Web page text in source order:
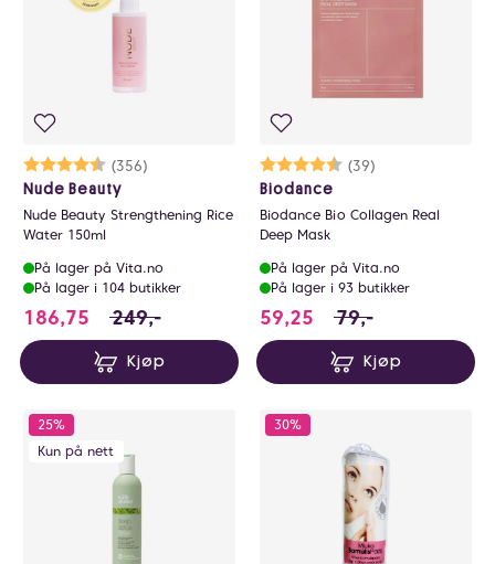
Karakter:
(356)
4.5 av 5 mulige
Nude Beauty
Nude Beauty Strengthening Rice
Water 150ml
På lager på Vita.no
På lager i 104 butikker
186,75 186.75 i stedet for 249 NOK, du sparer 62.25
249,-
Kjøp
Karakter:
(39)
4.4 av 5 mulige
Biodance
Biodance Bio Collagen Real
Deep Mask
På lager på Vita.no
På lager i 93 butikker
59,25 59.25 i stedet for
79,-
Kjøp
25%
Kun på nett
30%